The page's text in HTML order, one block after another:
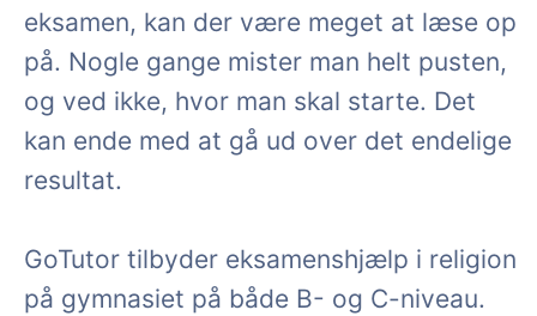
eksamen, kan der være meget at læse op
på. Nogle gange mister man helt pusten,
og ved ikke, hvor man skal starte. Det
kan ende med at gå ud over det endelige
resultat.
GoTutor tilbyder eksamenshjælp i religion
på gymnasiet på både B- og C-niveau.